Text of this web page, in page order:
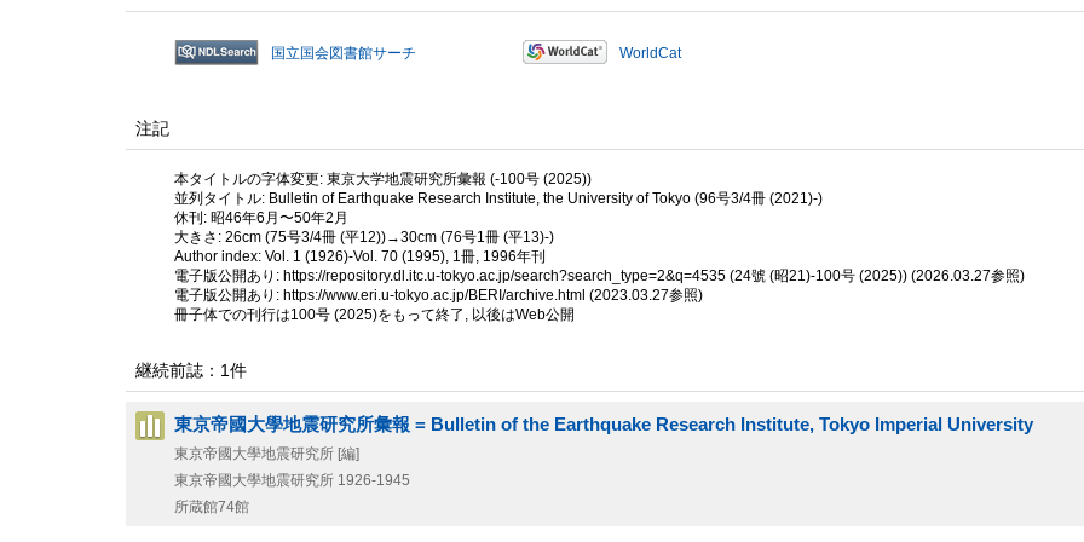
国立国会図書館サーチ WorldCat
注記
本タイトルの字体変更: 東京大学地震研究所彙報 (-100号 (2025))
並列タイトル: Bulletin of Earthquake Research Institute, the University of Tokyo (96号3/4冊 (2021)-)
休刊: 昭46年6月〜50年2月
大きさ: 26cm (75号3/4冊 (平12))→30cm (76号1冊 (平13)-)
Author index: Vol. 1 (1926)-Vol. 70 (1995), 1冊, 1996年刊
電子版公開あり: https://repository.dl.itc.u-tokyo.ac.jp/search?search_type=2&q=4535 (24號 (昭21)-100号 (2025)) (2026.03.27参照)
電子版公開あり: https://www.eri.u-tokyo.ac.jp/BERI/archive.html (2023.03.27参照)
冊子体での刊行は100号 (2025)をもって終了, 以後はWeb公開
継続前誌：1件
東京帝國大學地震研究所彙報 = Bulletin of the Earthquake Research Institute, Tokyo Imperial University
東京帝國大學地震研究所 [編]
東京帝國大學地震研究所 1926-1945
所蔵館74館